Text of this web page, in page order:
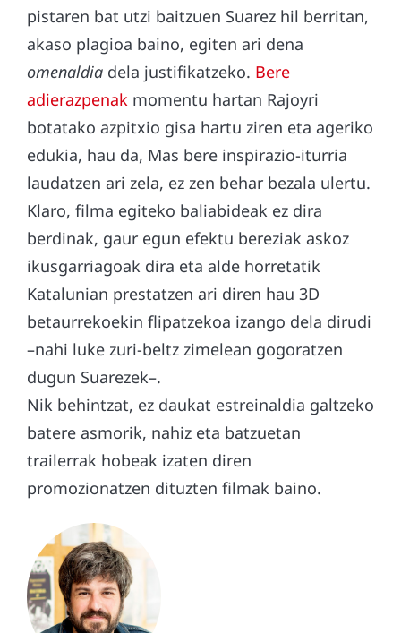
pistaren bat utzi baitzuen Suarez hil berritan,
akaso plagioa baino, egiten ari dena
omenaldia dela justifikatzeko. Bere
adierazpenak momentu hartan Rajoyri
botatako azpitxio gisa hartu ziren eta ageriko
edukia, hau da, Mas bere inspirazio-iturria
laudatzen ari zela, ez zen behar bezala ulertu.
Klaro, filma egiteko baliabideak ez dira
berdinak, gaur egun efektu bereziak askoz
ikusgarriagoak dira eta alde horretatik
Katalunian prestatzen ari diren hau 3D
betaurrekoekin flipatzekoa izango dela dirudi
–nahi luke zuri-beltz zimelean gogoratzen
dugun Suarezek–.
Nik behintzat, ez daukat estreinaldia galtzeko
batere asmorik, nahiz eta batzuetan
trailerrak hobeak izaten diren
promozionatzen dituzten filmak baino.